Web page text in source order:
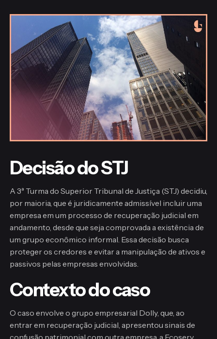
Decisão do STJ
A 3ª Turma do Superior Tribunal de Justiça (STJ) decidiu,
por maioria, que é juridicamente admissível incluir uma
empresa em um processo de recuperação judicial em
andamento, desde que seja comprovada a existência de
um grupo econômico informal. Essa decisão busca
proteger os credores e evitar a manipulação de ativos e
passivos pelas empresas envolvidas.
Contexto do caso
O caso envolve o grupo empresarial Dolly, que, ao
entrar em recuperação judicial, apresentou sinais de